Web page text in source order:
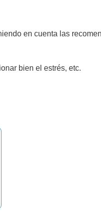
en cuenta las
bien el estrés, etc.